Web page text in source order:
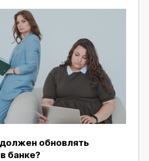
обновлять
банке?